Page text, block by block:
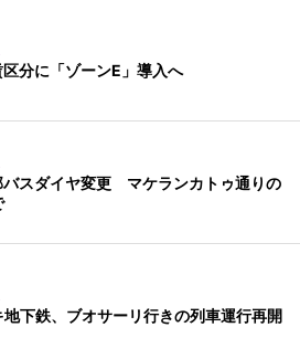
分に「ゾーンE」導入へ
バスダイヤ変更 マケランカトゥ通りの
下鉄、ブオサーリ行きの列車運行再開